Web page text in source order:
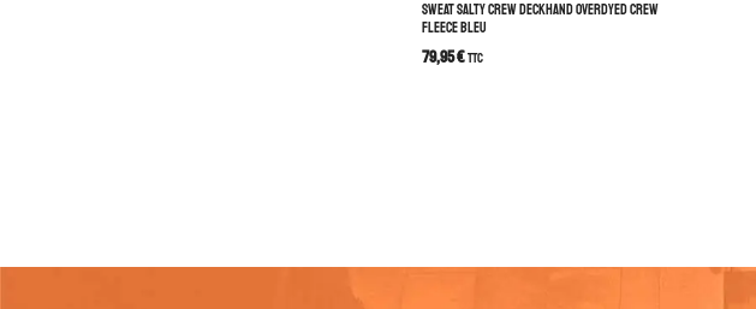
SWEAT SALTY CREW DECKHAND OVERDYED CREW
FLEECE BLEU
79,95€TTC